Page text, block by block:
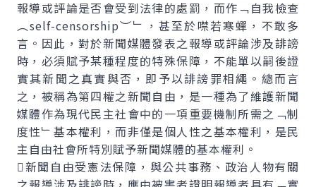
報導或評論是否會受到法律的處罰，而作﹁自我檢查
︵self-censorship︶﹂，甚至於噤若寒蟬，不敢多
言。因此，對於新聞媒體發表之報導或評論涉及誹謗
時，必須賦予某種程度的特殊保障，不能單以嗣後證
實其新聞之真實與否，即予以誹謗罪相繩。總而言
之，被稱為第四權之新聞自由，是一種為了維護新聞
媒體作為現代民主社會中的一項重要機制所需之﹁制
度性﹂基本權利，而非僅是個人性之基本權利，是民
主自由社會所特別賦予新聞媒體的基本權利。
新聞自由受憲法保障，與公共事務、政治人物有關